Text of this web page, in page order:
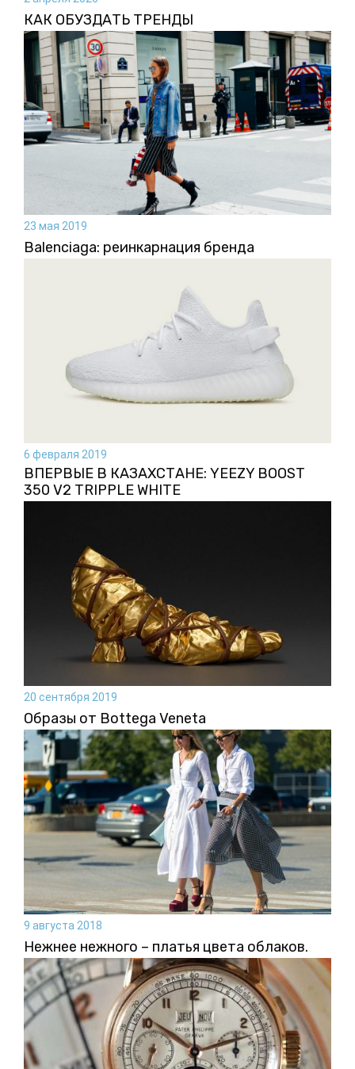
КАК ОБУЗДАТЬ ТРЕНДЫ
23 мая 2019
Balenсiaga: реинкарнация бренда
6 февраля 2019
ВПЕРВЫЕ В КАЗАХСТАНЕ: YEEZY BOOST
350 V2 TRIPPLE WHITE
20 сентября 2019
Образы от Bottega Veneta
9 августа 2018
Нежнее нежного – платья цвета облаков.